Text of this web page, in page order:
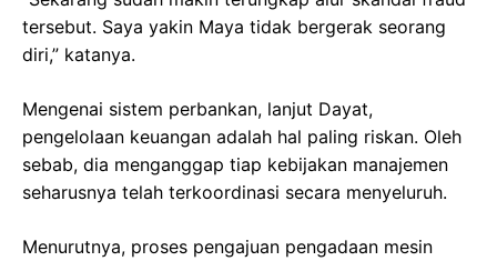
tersebut. Saya yakin Maya tidak bergerak seorang
diri,” katanya.
Mengenai sistem perbankan, lanjut Dayat,
pengelolaan keuangan adalah hal paling riskan. Oleh
sebab, dia menganggap tiap kebijakan manajemen
seharusnya telah terkoordinasi secara menyeluruh.
Menurutnya, proses pengajuan pengadaan mesin